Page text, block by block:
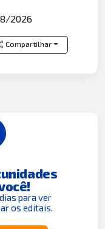
2026
Compartilhar
para ver
os editais.